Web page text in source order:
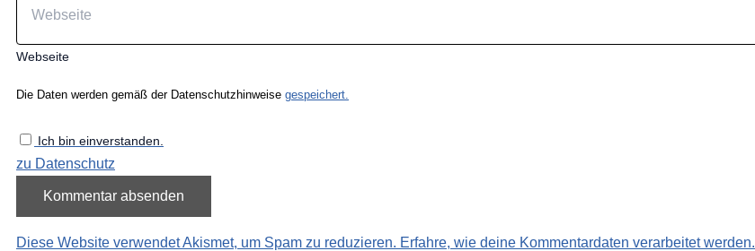
Webseite
Die Daten werden gemäß der Datenschutzhinweise gespeichert.
Ich bin einverstanden.
zu Datenschutz
Diese Website verwendet Akismet, um Spam zu reduzieren. Erfahre, wie deine Kommentardaten verarbeitet werden.